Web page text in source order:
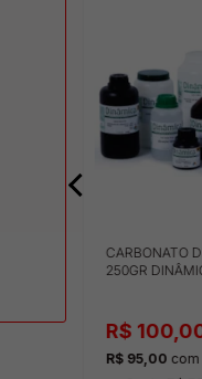
CARBONATO
250GR
R$
R$ 95,00